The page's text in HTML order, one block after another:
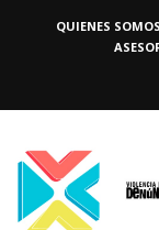
QUIENES SOMOS